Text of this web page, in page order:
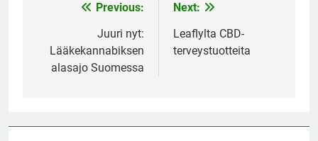
navigation
Previous:
Juuri nyt:
Lääkekannabiksen
alasajo Suomessa
Next:
Leaflylta CBD-
terveystuotteita